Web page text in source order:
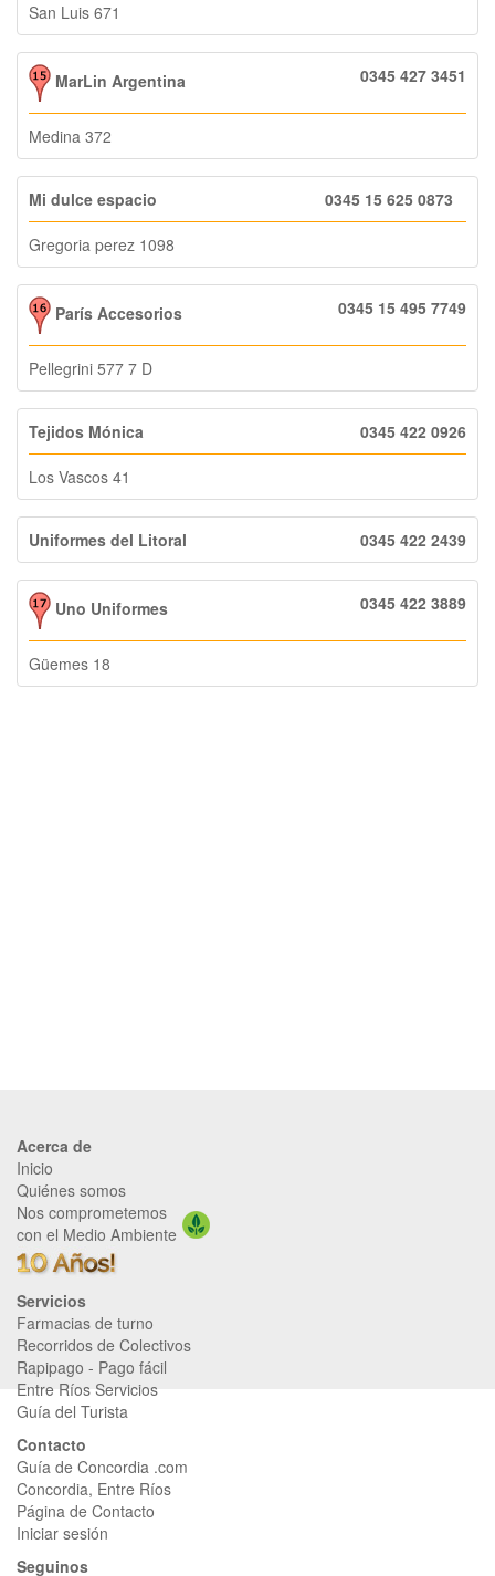
San Luis 671
MarLin Argentina 0345 427 3451
Medina 372
Mi dulce espacio 0345 15 625 0873
Gregoria perez 1098
París Accesorios 0345 15 495 7749
Pellegrini 577 7 D
Tejidos Mónica 0345 422 0926
Los Vascos 41
Uniformes del Litoral 0345 422 2439
Uno Uniformes 0345 422 3889
Güemes 18
Acerca de
Inicio
Quiénes somos
Nos comprometemos
con el Medio Ambiente
Servicios
Farmacias de turno
Recorridos de Colectivos
Rapipago - Pago fácil
Entre Ríos Servicios
Guía del Turista
Contacto
Guía de Concordia .com
Concordia, Entre Ríos
Página de Contacto
Iniciar sesión
Seguinos